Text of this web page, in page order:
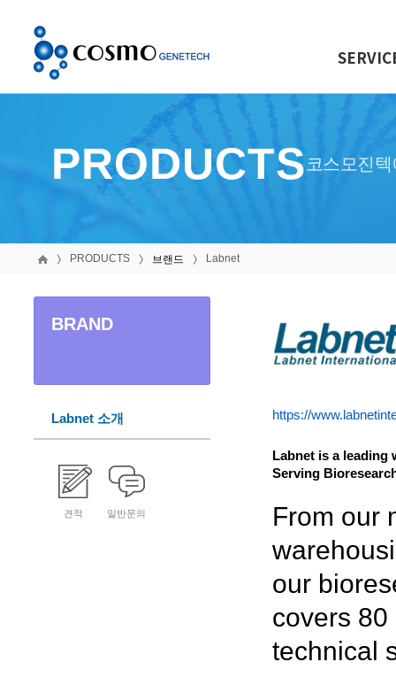
PRODUCTS 코스모진
PRODUCTS 브랜드 Labnet
BRAND
Labnet 소개
견적 일반문의
https://
Labnet is a
Serving
From our
our
covers
technical